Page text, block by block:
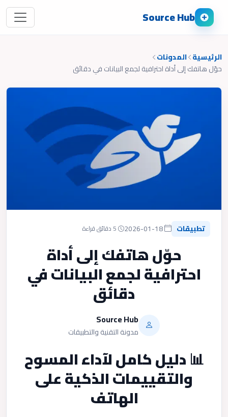
Source Hub
الرئيسية المدونات
حوّل هاتفك إلى أداة احترافية لجمع البيانات في دقائق
تطبيقات 2026-01-18
حوّل هاتفك إلى أداة
احترافية لجمع البيانات في
دقائق
Source Hub
مدونة التقنية والتطبيقات
📊 دليل كامل لآداء المسوح
والتقييمات الذكية على
الهاتف